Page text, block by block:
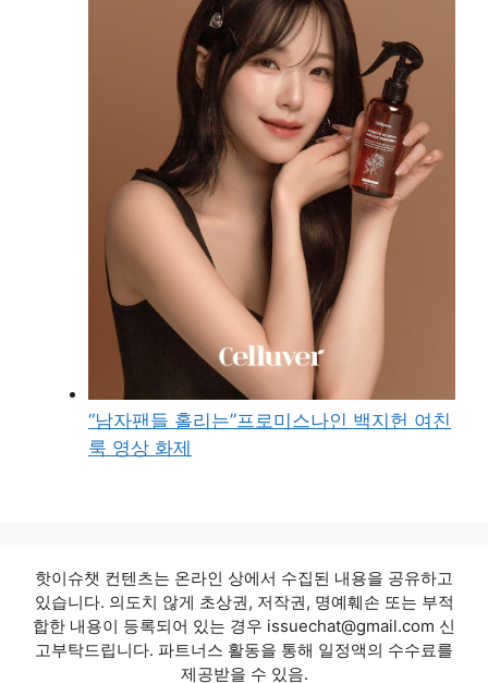
“남자팬들 홀리는”프로미스나인 백지헌 여친
룩 영상 화제
핫이슈챗 컨텐츠는 온라인 상에서 수집된 내용을 공유하고
있습니다. 의도치 않게 초상권, 저작권, 명예훼손 또는 부적
합한 내용이 등록되어 있는 경우 issuechat@gmail.com 신
고부탁드립니다. 파트너스 활동을 통해 일정액의 수수료를
제공받을 수 있음.